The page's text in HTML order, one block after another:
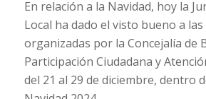
En relación a la Navidad, hoyla
Local ha dado el visto bueno a las
organizadas por la Concejalía de
Participación Ciudadana y
del 21 al 29 de diciembre, dentro